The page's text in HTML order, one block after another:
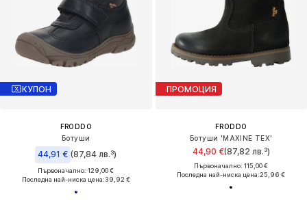
КУПОН
FRODDO
Ботуши
44,91 € (87,84 лв.³)
Първоначално: 129,00 €
Последна най-ниска цена:39,92 €
ПРОМОЦИЯ
FRODDO
Ботуши 'MAXINE TEX'
44,90 €(87,82 лв.³)
Първоначално: 115,00 €
Последна най-ниска цена:25,96 €